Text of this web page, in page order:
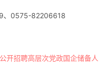
、0575-82206618
开招聘高层次党政国企储备人